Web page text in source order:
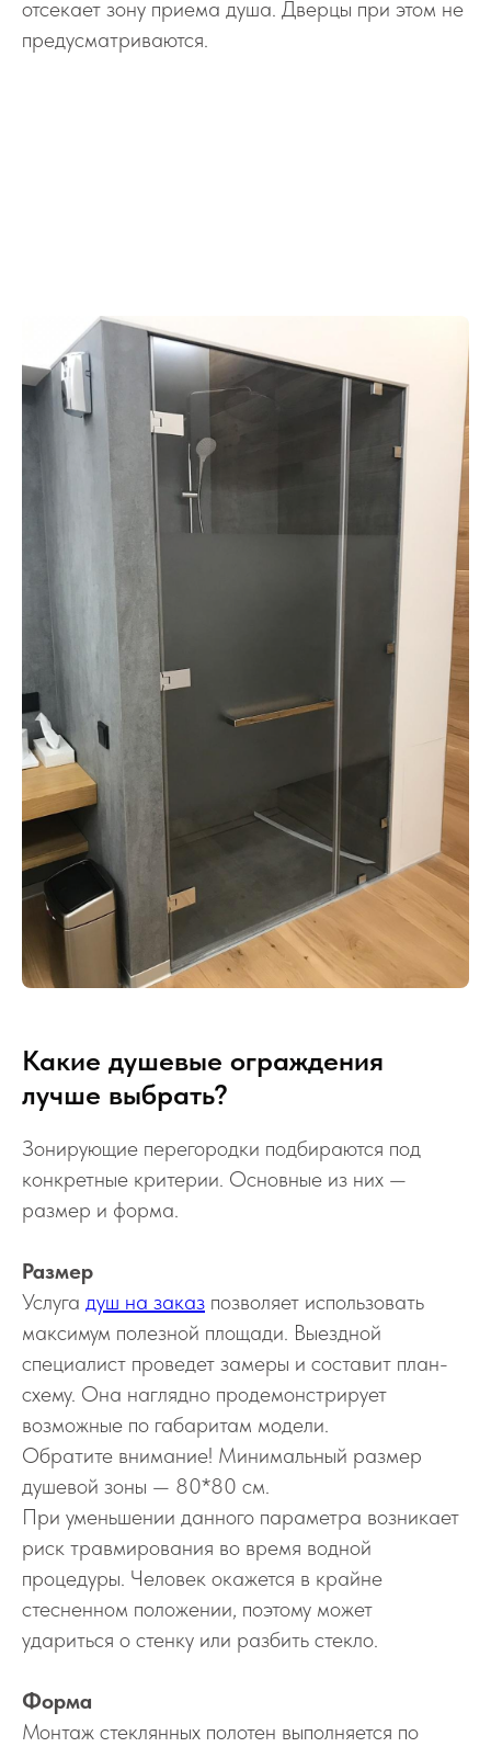
отсекает зону приема душа. Дверцы при этом не
предусматриваются.
Какие душевые ограждения
лучше выбрать?
Зонирующие перегородки подбираются под
конкретные критерии. Основные из них —
размер и форма.
Размер
Услуга душ на заказ позволяет использовать
максимум полезной площади. Выездной
специалист проведет замеры и составит план-
схему. Она наглядно продемонстрирует
возможные по габаритам модели.
Обратите внимание! Минимальный размер
душевой зоны — 80*80 см.
При уменьшении данного параметра возникает
риск травмирования во время водной
процедуры. Человек окажется в крайне
стесненном положении, поэтому может
удариться о стенку или разбить стекло.
Форма
Монтаж стеклянных полотен выполняется по